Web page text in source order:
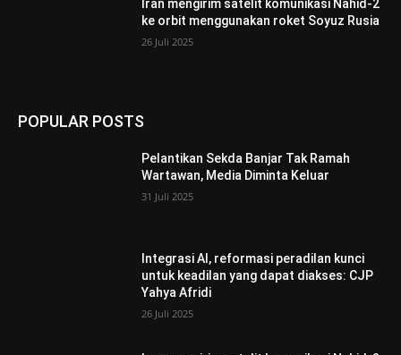
Iran mengirim satelit komunikasi Nahid-2
ke orbit menggunakan roket Soyuz Rusia
26 Juli 2025
POPULAR POSTS
Pelantikan Sekda Banjar Tak Ramah
Wartawan, Media Diminta Keluar
31 Juli 2025
Integrasi AI, reformasi peradilan kunci
untuk keadilan yang dapat diakses: CJP
Yahya Afridi
26 Juli 2025